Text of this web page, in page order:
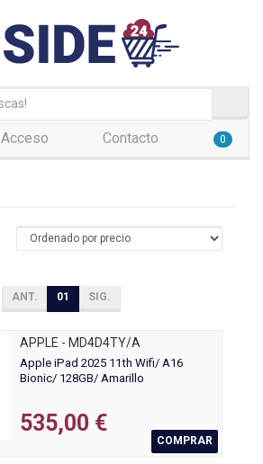
Acceso Contacto 0
ANT. 01 SIG.
APPLE - MD4D4TY/A
Apple iPad 2025 11th Wifi/ A16
Bionic/ 128GB/ Amarillo
535,00 €
COMPRAR